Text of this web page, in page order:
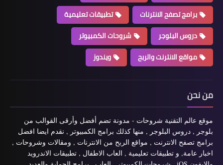
برامج تصفح الانترنات
تطبيقات تعليمية
دروس البلوجر
شروحات الكمبيوتر
مواقع الانترنت والربح
ويندوز
من نحن
موقع عالم التقنية شروحات - مدونة تضم أفضل وأرقى القوالب من
بلوجر , دروس البلوجر , منها كذلك برامج الكمبيوتر , نقدم ايضا افضل
برامج تصفح الانترنت , مواقع الربح من الانترنات , ومقالات وشروحات ,
اخبار عامة, و تطبيقات تعليمية , العاب الاطفال , تطبيقات الاندرويد